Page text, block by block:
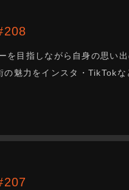
#208
目指しながら自身の思い
魅力をインスタ・TikTokな
#207